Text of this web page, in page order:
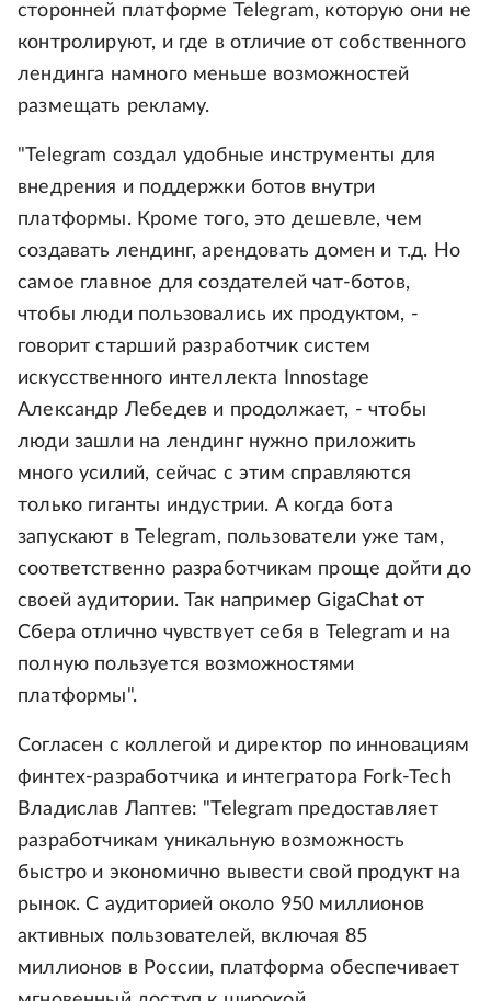
сторонней платформе Telegram, которую они не
контролируют, и где в отличие от собственного
лендинга намного меньше возможностей
размещать рекламу.
"Telegram создал удобные инструменты для
внедрения и поддержки ботов внутри
платформы. Кроме того, это дешевле, чем
создавать лендинг, арендовать домен и т.д. Но
самое главное для создателей чат-ботов,
чтобы люди пользовались их продуктом, -
говорит старший разработчик систем
искусственного интеллекта Innostage
Александр Лебедев и продолжает, - чтобы
люди зашли на лендинг нужно приложить
много усилий, сейчас с этим справляются
только гиганты индустрии. А когда бота
запускают в Telegram, пользователи уже там,
соответственно разработчикам проще дойти до
своей аудитории. Так например GigaChat от
Сбера отлично чувствует себя в Telegram и на
полную пользуется возможностями
платформы".
Согласен с коллегой и директор по инновациям
финтех-разработчика и интегратора Fork-Tech
Владислав Лаптев: "Telegram предоставляет
разработчикам уникальную возможность
быстро и экономично вывести свой продукт на
рынок. С аудиторией около 950 миллионов
активных пользователей, включая 85
миллионов в России, платформа обеспечивает